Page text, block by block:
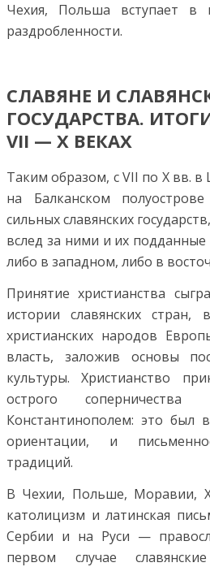
Чехия, Польша вступает в
раздробленности.
СЛАВЯНЕ И
ГОСУДАРСТВА.
VII — X ВЕКАХ
Таким образом, с VII по X вв.
на Балканском
сильных славянских
вслед за ними и их подданные
либо в западном, либо в
Принятие христианства
истории славянских
христианских народов
власть, заложив основы
культуры. Христианство
острого
Константинополем: это был
ориентации, и
традиций.
В Чехии, Польше, Моравии,
католицизм и латинская
Сербии и на Руси —
первом случае